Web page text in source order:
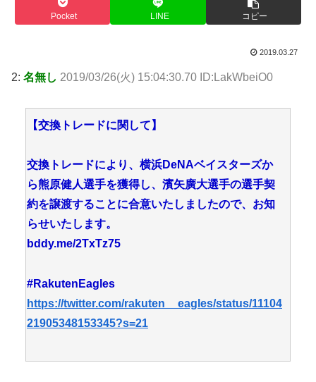
Pocket LINE コピー
2019.03.27
2: 名無し 2019/03/26(火) 15:04:30.70 ID:LakWbeiO0
【交換トレードに関して】
交換トレードにより、横浜DeNAベイスターズか
ら熊原健人選手を獲得し、濱矢廣大選手の選手契
約を譲渡することに合意いたしましたので、お知
らせいたします。
bddy.me/2TxTz75
#RakutenEagles
https://twitter.com/rakuten__eagles/status/11104
21905348153345?s=21